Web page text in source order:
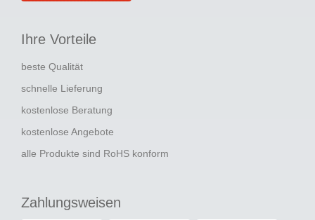
Ihre Vorteile
beste Qualität
schnelle Lieferung
kostenlose Beratung
kostenlose Angebote
alle Produkte sind RoHS konform
Zahlungsweisen